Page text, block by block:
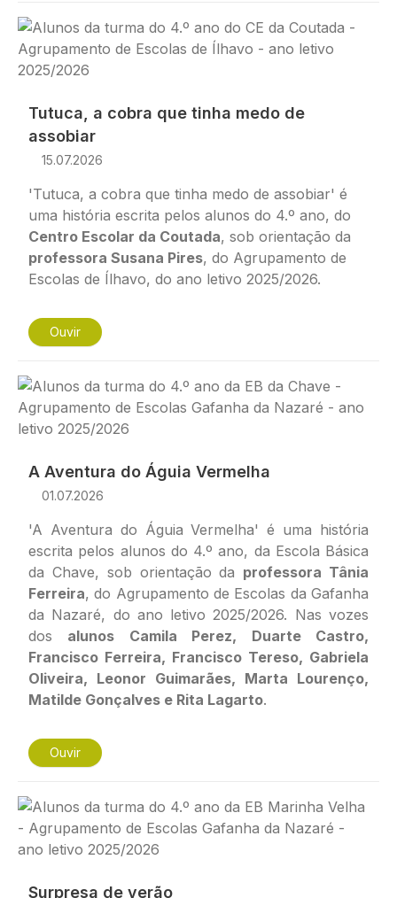
Imagem
Tutuca, a cobra que tinha medo de
assobiar
15.07.2026
'Tutuca, a cobra que tinha medo de assobiar' é
uma história escrita pelos alunos do 4.º ano, do
Centro Escolar da Coutada, sob orientação da
professora Susana Pires, do Agrupamento de
Escolas de Ílhavo, do ano letivo 2025/2026.
Ouvir
Imagem
A Aventura do Águia Vermelha
01.07.2026
'A Aventura do Águia Vermelha' é uma história
escrita pelos alunos do 4.º ano, da Escola Básica
da Chave, sob orientação da professora Tânia
Ferreira, do Agrupamento de Escolas da Gafanha
da Nazaré, do ano letivo 2025/2026. Nas vozes
dos alunos Camila Perez, Duarte Castro,
Francisco Ferreira, Francisco Tereso, Gabriela
Oliveira, Leonor Guimarães, Marta Lourenço,
Matilde Gonçalves e Rita Lagarto.
Ouvir
Imagem
Surpresa de verão